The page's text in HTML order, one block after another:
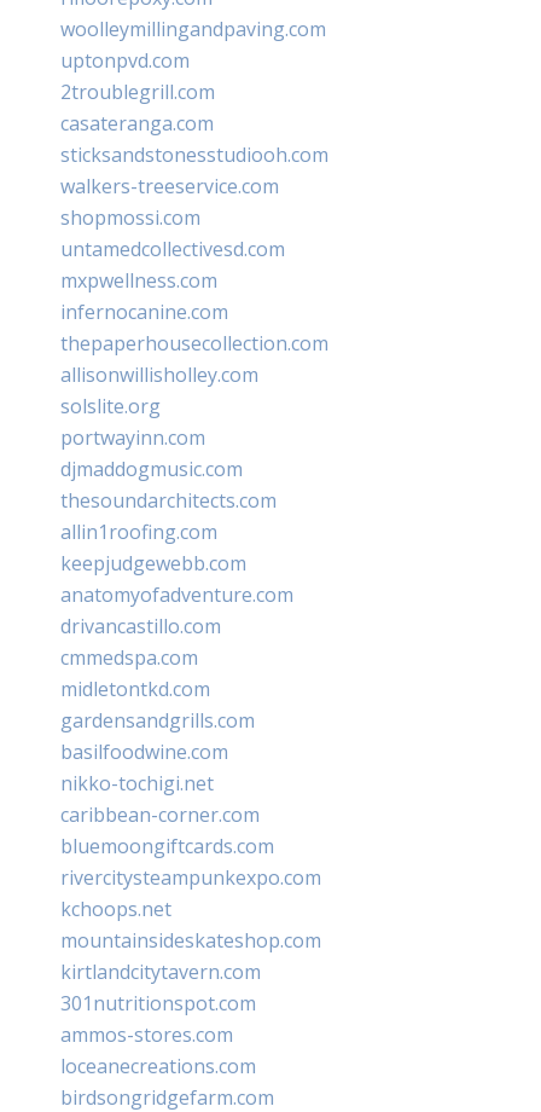
woolleymillingandpaving.com
uptonpvd.com
2troublegrill.com
casateranga.com
sticksandstonesstudiooh.com
walkers-treeservice.com
shopmossi.com
untamedcollectivesd.com
mxpwellness.com
infernocanine.com
thepaperhousecollection.com
allisonwillisholley.com
solslite.org
portwayinn.com
djmaddogmusic.com
thesoundarchitects.com
allin1roofing.com
keepjudgewebb.com
anatomyofadventure.com
drivancastillo.com
cmmedspa.com
midletontkd.com
gardensandgrills.com
basilfoodwine.com
nikko-tochigi.net
caribbean-corner.com
bluemoongiftcards.com
rivercitysteampunkexpo.com
kchoops.net
mountainsideskateshop.com
kirtlandcitytavern.com
301nutritionspot.com
ammos-stores.com
loceanecreations.com
birdsongridgefarm.com